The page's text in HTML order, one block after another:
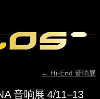
← Hi-End 音响展
音响展 4/11–13